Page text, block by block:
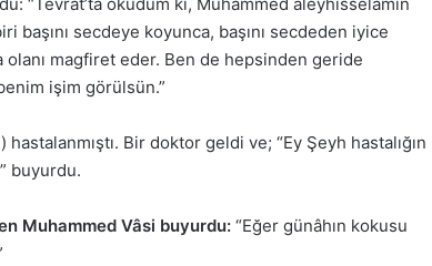
başını secdeye koyunca, başını secdeden iyice
olanı magfiret eder. Ben de hepsinden geride
işim görülsün.”
Bir doktor geldi ve; “Ey Şeyh hastalığın
buyurdu.
Muhammed Vâsi buyurdu: “Eğer günâhın kokusu